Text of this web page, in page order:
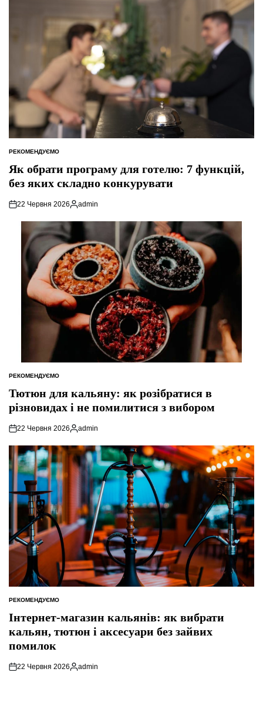
ОПУБЛІКУВАТИ
РЕКОМЕНДУЄМО
Як обрати програму для готелю: 7 функцій,
без яких складно конкурувати
22 Червня 2026
Опубліковано
admin
ОПУБЛІКУВАТИ
РЕКОМЕНДУЄМО
Тютюн для кальяну: як розібратися в
різновидах і не помилитися з вибором
22 Червня 2026
Опубліковано
admin
ОПУБЛІКУВАТИ
РЕКОМЕНДУЄМО
Інтернет-магазин кальянів: як вибрати
кальян, тютюн і аксесуари без зайвих
помилок
22 Червня 2026
Опубліковано
admin